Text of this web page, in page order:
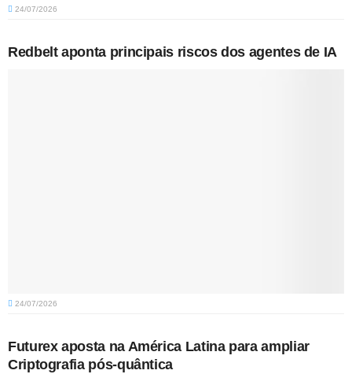
24/07/2026
Redbelt aponta principais riscos dos agentes de IA
24/07/2026
Futurex aposta na América Latina para ampliar
Criptografia pós-quântica